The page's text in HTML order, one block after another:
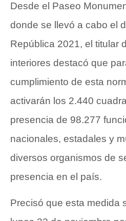
Desde el Paseo
donde se llevó a cabo el
República 2021, el titular
interiores destacó que
cumplimiento de esta
activarán los 2.440
presencia de 98.277
nacionales, estadales y
diversos organismos de
presencia en el país.
Precisó que esta medida